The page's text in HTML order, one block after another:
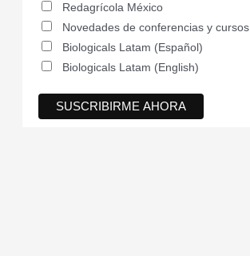
Redagrícola México
Novedades de conferencias y cursos
Biologicals Latam (Español)
Biologicals Latam (English)